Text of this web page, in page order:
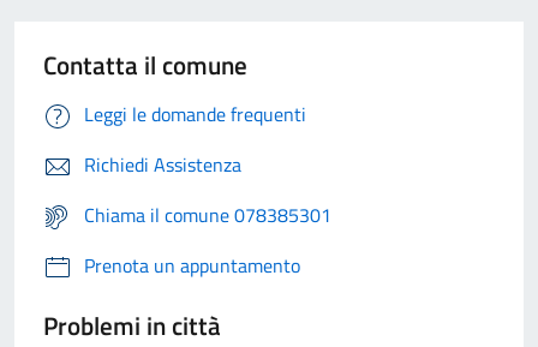
Contatta il comune
Leggi le domande frequenti
Richiedi Assistenza
Chiama il comune 078385301
Prenota un appuntamento
Problemi in città